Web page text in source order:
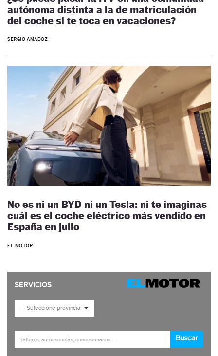
autónoma distinta a la de matriculación
del coche si te toca en vacaciones?
SERGIO AMADOZ
No es ni un BYD ni un Tesla: ni te imaginas
cuál es el coche eléctrico más vendido en
España en julio
EL MOTOR